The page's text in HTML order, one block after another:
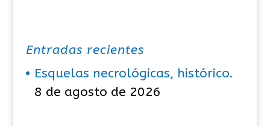
Entradas recientes
Esquelas necrológicas, histórico.
8 de agosto de 2026